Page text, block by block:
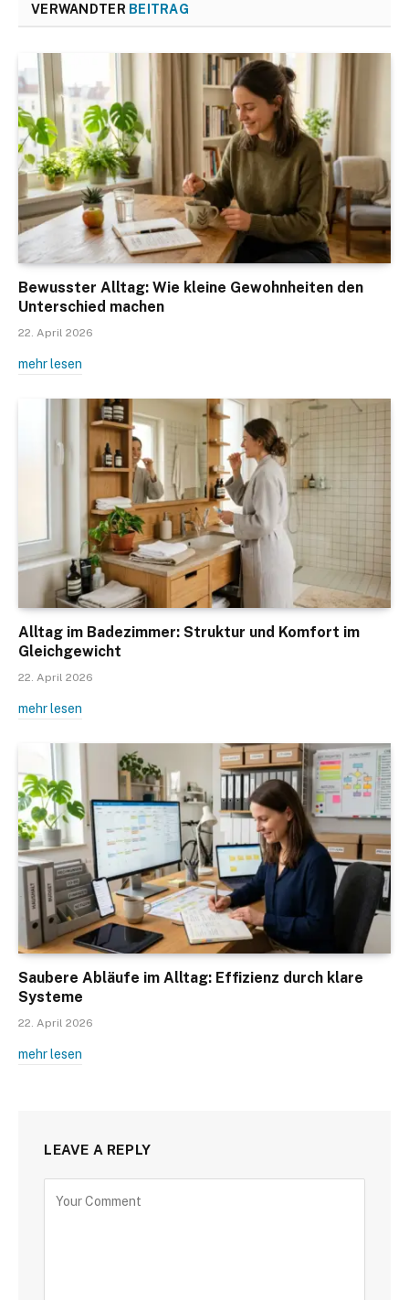
VERWANDTER BEITRAG
Bewusster Alltag: Wie kleine Gewohnheiten den
Unterschied machen
22. April 2026
mehr lesen
Alltag im Badezimmer: Struktur und Komfort im
Gleichgewicht
22. April 2026
mehr lesen
Saubere Abläufe im Alltag: Effizienz durch klare
Systeme
22. April 2026
mehr lesen
LEAVE A REPLY